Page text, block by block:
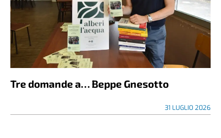
Tre domande a… Beppe Gnesotto
31 LUGLIO 2026